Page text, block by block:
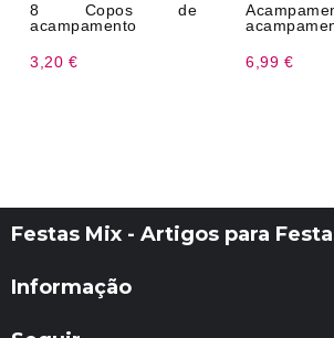
8 Copos de
acampamento
3,20 € 6,99 €
Festas Mix - Artigos para
Informação